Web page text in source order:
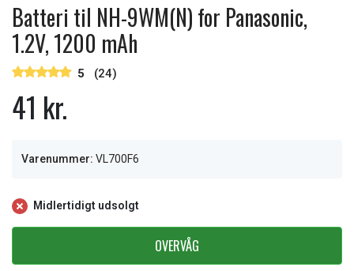
Batteri til NH-9WM(N) for Panasonic,
1.2V, 1200 mAh
5 (24)
41 kr.
Varenummer: VL700F6
Midlertidigt udsolgt
OVERVÅG